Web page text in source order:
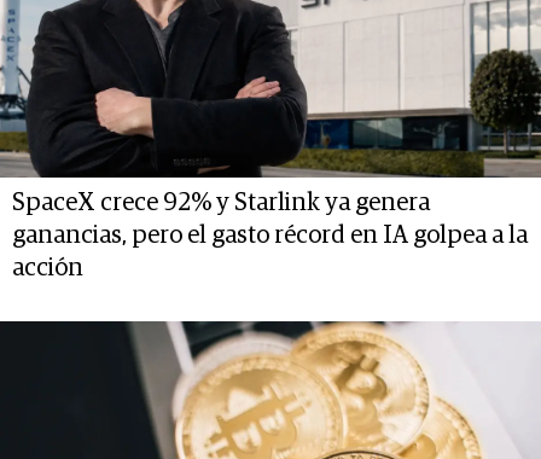
SpaceX crece 92% y Starlink ya genera
ganancias, pero el gasto récord en IA golpea a la
acción